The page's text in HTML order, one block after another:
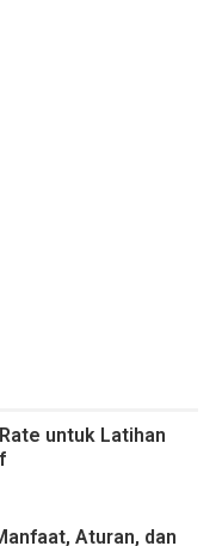
untuk Latihan
Aturan, dan